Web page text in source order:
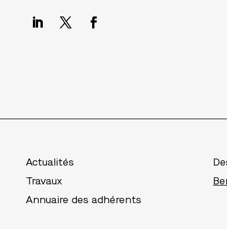
Actualités
Travaux
Annuaire des adhérents